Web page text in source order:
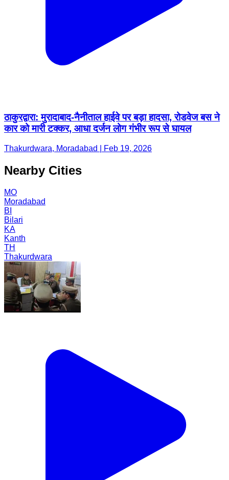
ठाकुरद्वारा: मुरादाबाद-नैनीताल हाईवे पर बड़ा हादसा, रोडवेज बस ने
कार को मारी टक्कर, आधा दर्जन लोग गंभीर रूप से घायल
Thakurdwara, Moradabad | Feb 19, 2026
Nearby Cities
MO
Moradabad
BI
Bilari
KA
Kanth
TH
Thakurdwara